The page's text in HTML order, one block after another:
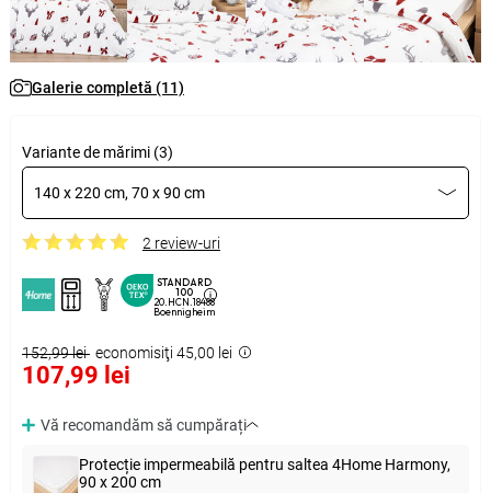
Galerie completă (11)
Variante de mărimi (3)
140 x 220 cm, 70 x 90 cm
2 review-uri
STANDARD
100
20.HCN.18488
Boennigheim
152,99 lei economisiţi 45,00 lei
107,99 lei
Vă recomandăm să cumpărați
Protecție impermeabilă pentru saltea 4Home Harmony,
90 x 200 cm